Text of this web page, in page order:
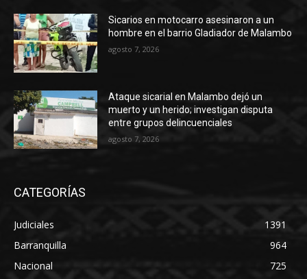
Sicarios en motocarro asesinaron a un
hombre en el barrio Gladiador de Malambo
agosto 7, 2026
Ataque sicarial en Malambo dejó un
muerto y un herido; investigan disputa
entre grupos delincuenciales
agosto 7, 2026
CATEGORÍAS
Judiciales
1391
Barranquilla
964
Nacional
725